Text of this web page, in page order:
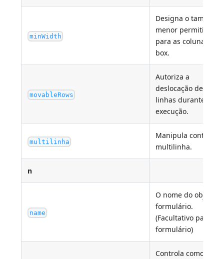
minWidth
Designa o tamanho
menor permitido
para as colunas list
box.
movableRows
Autoriza a
deslocação de
linhas durante a
execução.
multilinha
Manipula conteúdo
multilinha.
n
name
O nome do objecto
formulário.
(Facultativo para o
formulário)
Controla como os